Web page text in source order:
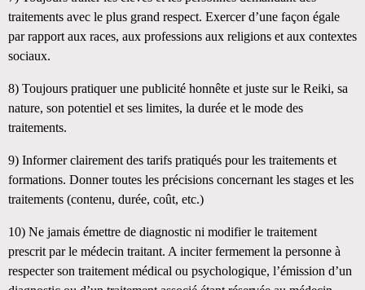
traitements avec le plus grand respect. Exercer d’une façon égale
par rapport aux races, aux professions aux religions et aux contextes
sociaux.
8) Toujours pratiquer une publicité honnête et juste sur le Reiki, sa
nature, son potentiel et ses limites, la durée et le mode des
traitements.
9) Informer clairement des tarifs pratiqués pour les traitements et
formations. Donner toutes les précisions concernant les stages et les
traitements (contenu, durée, coût, etc.)
10) Ne jamais émettre de diagnostic ni modifier le traitement
prescrit par le médecin traitant. A inciter fermement la personne à
respecter son traitement médical ou psychologique, l’émission d’un